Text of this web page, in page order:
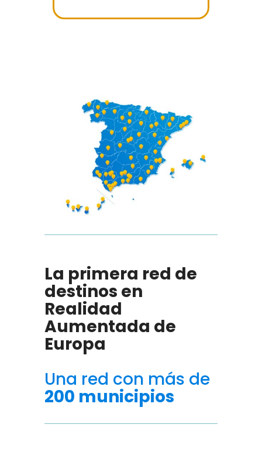
La primera red de
destinos en
Realidad
Aumentada de
Europa
Una red con más de
200 municipios